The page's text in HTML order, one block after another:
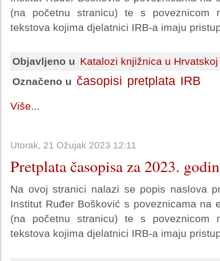
(na početnu stranicu) te s poveznicom
tekstova kojima djelatnici IRB-a imaju
Objavljeno u Katalozi knjižnica u Hrvatskoj
Označeno u časopisi pretplata IRB
Više...
Utorak, 21 Ožujak 2023 12:11
Pretplata časopisa za 2023.
Na ovoj stranici nalazi se popis naslova
Institut Ruđer Bošković s poveznicama na
(na početnu stranicu) te s poveznicom
tekstova kojima djelatnici IRB-a imaju